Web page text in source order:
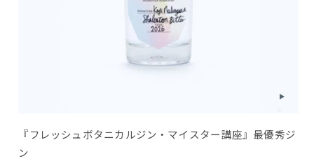
『フレッシュボタニカルジン・マイスター講座』最優秀ジ
ン